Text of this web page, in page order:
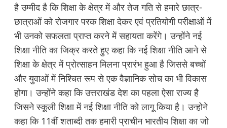
है उम्मीद है कि शिक्षा के क्षेत्र में और तेज गति से हमारे छात्र-
छात्राओं को रोजगार परक शिक्षा देकर एवं प्रतियोगी परीक्षाओं में
भी उनको सफलता प्राप्त करने में सहायता करेंगे। उन्होंने नई
शिक्षा नीति का जिक्र करते हुए कहा कि नई शिक्षा नीति आने से
शिक्षा के क्षेत्र में प्रोत्साहन मिलना प्रारंभ हुआ है जिससे बच्चों
और युवाओं में निश्चित रूप से एक वैज्ञानिक सोच का भी विकास
होगा। उन्होंने कहा कि उत्तराखंड देश का पहला ऐसा राज्य है
जिसने स्कूली शिक्षा में नई शिक्षा नीति को लागू किया है। उन्होने
कहा कि 11वीं शताब्दी तक हमारी प्राचीन भारतीय शिक्षा का जो